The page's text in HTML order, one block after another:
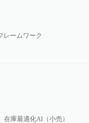
レームワーク
在庫最適化AI（小売）